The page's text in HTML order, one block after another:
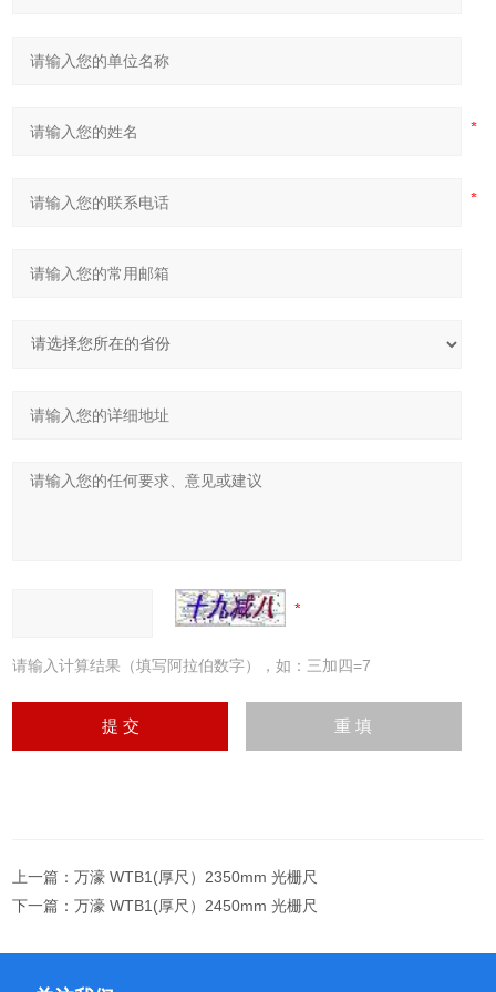
请输入计算结果（填写阿拉伯数字），如：三加四=7
上一篇：万濠 WTB1(厚尺）2350mm 光栅尺
下一篇：万濠 WTB1(厚尺）2450mm 光栅尺